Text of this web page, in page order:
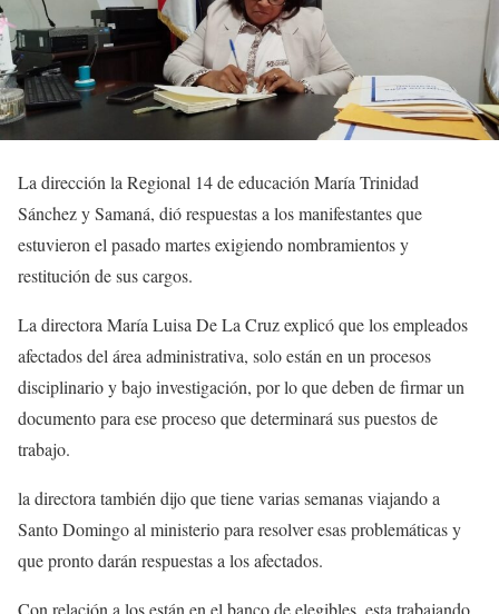
La dirección la Regional 14 de educación María Trinidad
Sánchez y Samaná, dió respuestas a los manifestantes que
estuvieron el pasado martes exigiendo nombramientos y
restitución de sus cargos.
La directora María Luisa De La Cruz explicó que los empleados
afectados del área administrativa, solo están en un procesos
disciplinario y bajo investigación, por lo que deben de firmar un
documento para ese proceso que determinará sus puestos de
trabajo.
la directora también dijo que tiene varias semanas viajando a
Santo Domingo al ministerio para resolver esas problemáticas y
que pronto darán respuestas a los afectados.
Con relación a los están en el banco de elegibles, esta trabajando